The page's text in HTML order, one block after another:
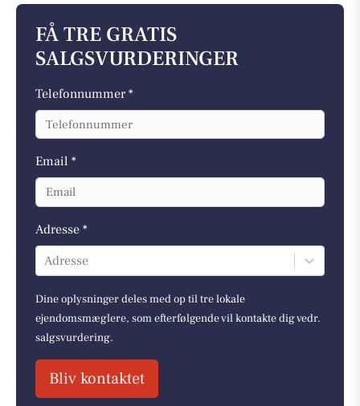
FÅ TRE GRATIS
SALGSVURDERINGER
Telefonnummer *
Email *
Adresse *
Adresse
Dine oplysninger deles med op til tre lokale
ejendomsmæglere, som efterfølgende vil kontakte dig vedr.
salgsvurdering.
Bliv kontaktet